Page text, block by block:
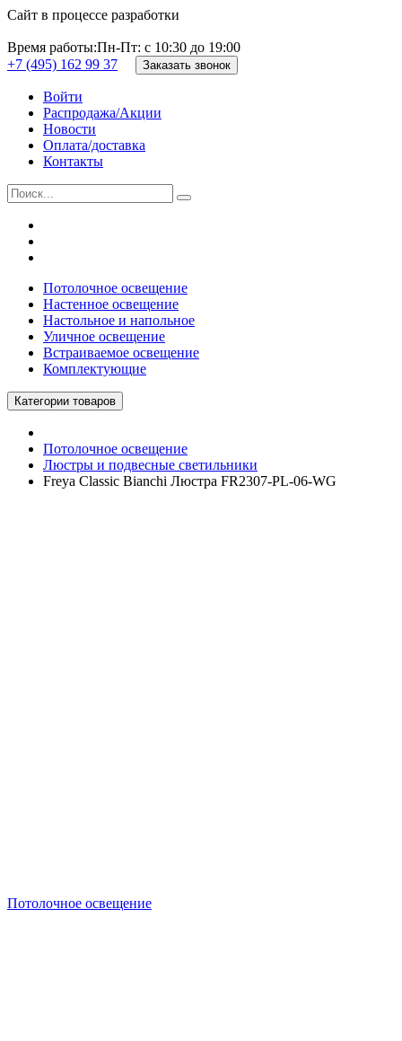
Сайт в процессе разработки
Время работы:Пн-Пт: с 10:30 до 19:00
+7 (495) 162 99 37
Заказать звонок
Войти
Распродажа/Акции
Новости
Оплата/доставка
Контакты
Потолочное освещение
Настенное освещение
Настольное и напольное
Уличное освещение
Встраиваемое освещение
Комплектующие
Категории товаров
Потолочное освещение
Люстры и подвесные светильники
Freya Classic Bianchi Люстра FR2307-PL-06-WG
Потолочное освещение